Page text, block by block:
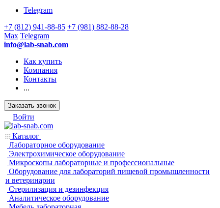
Telegram
+7 (812) 941-88-85 +7 (981) 882-88-28
Max Telegram
info@lab-snab.com
Как купить
Компания
Контакты
...
Заказать звонок
Войти
Каталог
Лабораторное оборудование
Электрохимическое оборудование
Микроскопы лабораторные и профессиональные
Оборудование для лабораторий пищевой промышленности
и ветеринарии
Стерилизация и дезинфекция
Аналитическое оборудование